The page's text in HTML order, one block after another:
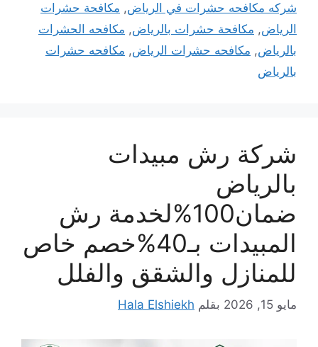
شركه مكافحه حشرات في الرياض, مكافحة حشرات
الرياض, مكافحة حشرات بالرياض, مكافحه الحشرات
بالرياض, مكافحه حشرات الرياض, مكافحه حشرات
بالرياض
شركة رش مبيدات
بالرياض
ضمان100%لخدمة رش
المبيدات بـ40%خصم خاص
للمنازل والشقق والفلل
مايو 15, 2026 بقلم Hala Elshiekh